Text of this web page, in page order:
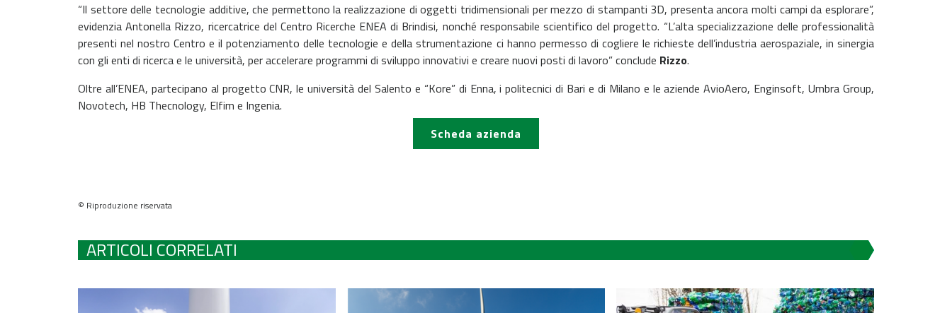
“Il settore delle tecnologie additive, che permettono la realizzazione di oggetti tridimensionali per mezzo di stampanti 3D, presenta ancora molti campi da esplorare”,
evidenzia Antonella Rizzo, ricercatrice del Centro Ricerche ENEA di Brindisi, nonché responsabile scientifico del progetto. “L’alta specializzazione delle professionalità
presenti nel nostro Centro e il potenziamento delle tecnologie e della strumentazione ci hanno permesso di cogliere le richieste dell’industria aerospaziale, in sinergia
con gli enti di ricerca e le università, per accelerare programmi di sviluppo innovativi e creare nuovi posti di lavoro” conclude Rizzo.
Oltre all’ENEA, partecipano al progetto CNR, le università del Salento e “Kore” di Enna, i politecnici di Bari e di Milano e le aziende AvioAero, Enginsoft, Umbra Group,
Novotech, HB Thecnology, Elfim e Ingenia.
Scheda azienda
© Riproduzione riservata
ARTICOLI CORRELATI